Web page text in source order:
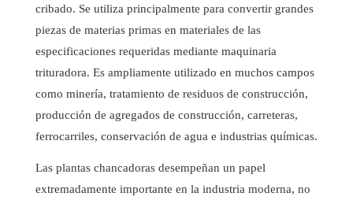
cribado. Se utiliza principalmente para convertir grandes
piezas de materias primas en materiales de las
especificaciones requeridas mediante maquinaria
trituradora. Es ampliamente utilizado en muchos campos
como minería, tratamiento de residuos de construcción,
producción de agregados de construcción, carreteras,
ferrocarriles, conservación de agua e industrias químicas.
Las plantas chancadoras desempeñan un papel
extremadamente importante en la industria moderna, no